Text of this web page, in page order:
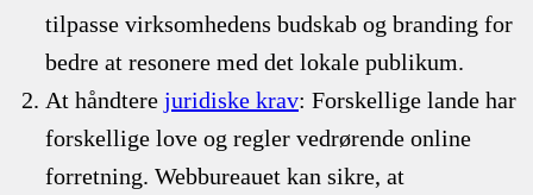
tilpasse virksomhedens budskab og branding for
bedre at resonere med det lokale publikum.
At håndtere juridiske krav: Forskellige lande har
forskellige love og regler vedrørende online
forretning. Webbureauet kan sikre, at